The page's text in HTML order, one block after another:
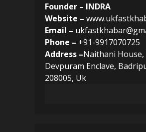
Founder – INDRA
Website –
Email –
Phone – +91-9917070725
Address –Naithani House,
Devpuram Enclave,
208005, Uk